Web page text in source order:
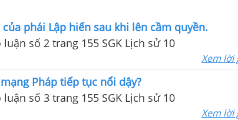
phái Lập hiến sau khi lên cầm quyền.
số 2 trang 155 SGK Lịch sử 10
Xem lời
Pháp tiếp tục nổi dậy?
số 3 trang 155 SGK Lịch sử 10
Xem lời